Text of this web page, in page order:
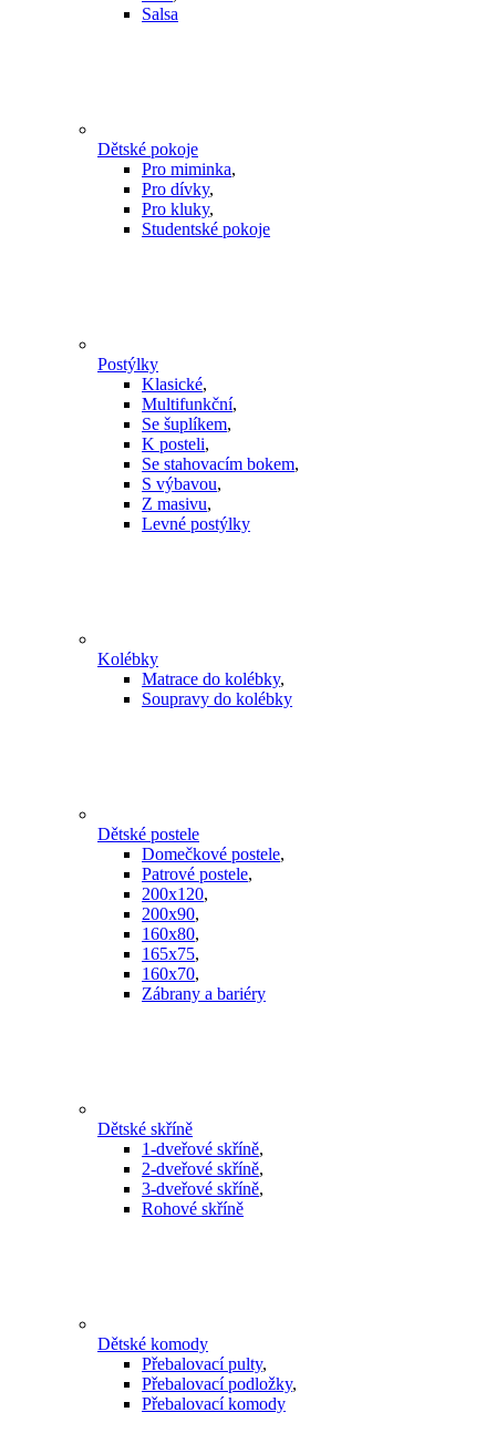
Salsa
Dětské pokoje
Pro miminka,
Pro dívky,
Pro kluky,
Studentské pokoje
Postýlky
Klasické,
Multifunkční,
Se šuplíkem,
K posteli,
Se stahovacím bokem,
S výbavou,
Z masivu,
Levné postýlky
Kolébky
Matrace do kolébky,
Soupravy do kolébky
Dětské postele
Domečkové postele,
Patrové postele,
200x120,
200x90,
160x80,
165x75,
160x70,
Zábrany a bariéry
Dětské skříně
1-dveřové skříně,
2-dveřové skříně,
3-dveřové skříně,
Rohové skříně
Dětské komody
Přebalovací pulty,
Přebalovací podložky,
Přebalovací komody